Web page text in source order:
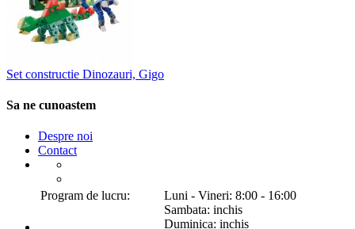
Set constructie Dinozauri, Gigo
Sa ne cunoastem
Despre noi
Contact
Program de lucru:
Luni - Vineri: 8:00 - 16:00
Sambata: inchis
Duminica: inchis